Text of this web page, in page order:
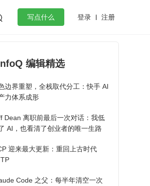
写点什么 登录 注册
构 flutter
编辑精选
边界重塑，全栈取代分工：快手 AI
力体系成形
Dean 离职前最后一次对话：我低
AI，也看清了创业者的唯一生路
迎来最大更新：重回上古时代
Code 之父：每半年清空一次